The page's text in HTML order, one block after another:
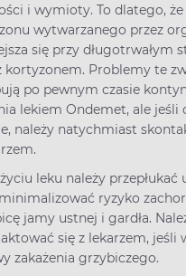
i wymioty. To dlatego, że
wytwarzanego przez
się przy długotrwałym
kortyzonem. Problemy te
po pewnym czasie
lekiem Ondemet, ale jeśli
należy natychmiast
leku należy przepłukać
ryzyko
jamy ustnej i gardła.
się z lekarzem, jeśli
zakażenia grzybiczego.